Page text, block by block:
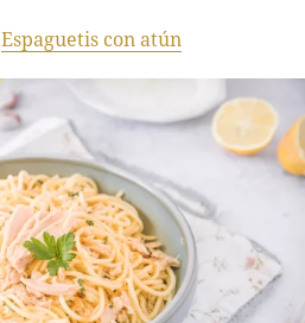
Espaguetis con atún